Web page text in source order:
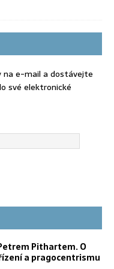
na e-mail a dostávejte
své elektronické
Petrem Pithartem. O
a pragocentrismu